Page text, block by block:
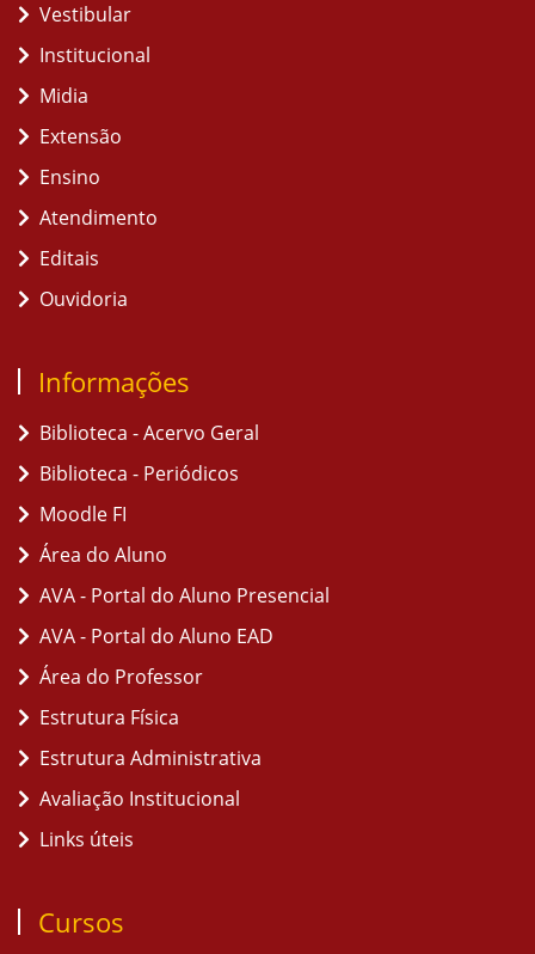
Vestibular
Institucional
Midia
Extensão
Ensino
Atendimento
Editais
Ouvidoria
Informações
Biblioteca - Acervo Geral
Biblioteca - Periódicos
Moodle FI
Área do Aluno
AVA - Portal do Aluno Presencial
AVA - Portal do Aluno EAD
Área do Professor
Estrutura Física
Estrutura Administrativa
Avaliação Institucional
Links úteis
Cursos